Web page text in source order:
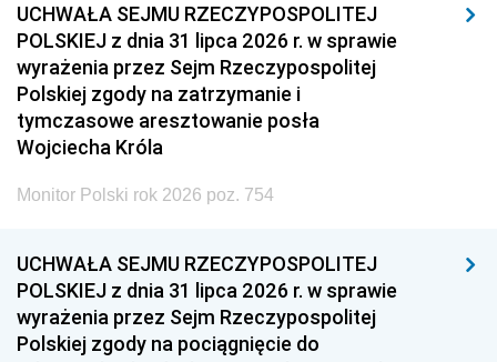
UCHWAŁA SEJMU RZECZYPOSPOLITEJ
POLSKIEJ z dnia 31 lipca 2026 r. w sprawie
wyrażenia przez Sejm Rzeczypospolitej
Polskiej zgody na zatrzymanie i
tymczasowe aresztowanie posła
Wojciecha Króla
Monitor Polski rok 2026 poz. 754
UCHWAŁA SEJMU RZECZYPOSPOLITEJ
POLSKIEJ z dnia 31 lipca 2026 r. w sprawie
wyrażenia przez Sejm Rzeczypospolitej
Polskiej zgody na pociągnięcie do